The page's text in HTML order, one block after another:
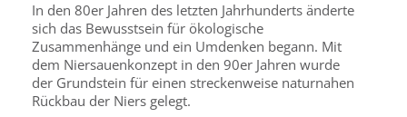
In den 80er Jahren des letzten Jahrhunderts änderte
sich das Bewusstsein für ökologische
Zusammenhänge und ein Umdenken begann. Mit
dem Niersauenkonzept in den 90er Jahren wurde
der Grundstein für einen streckenweise naturnahen
Rückbau der Niers gelegt.